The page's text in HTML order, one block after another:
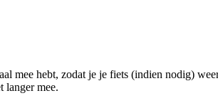
mee hebt, zodat je je fiets (indien nodig)
langer mee.